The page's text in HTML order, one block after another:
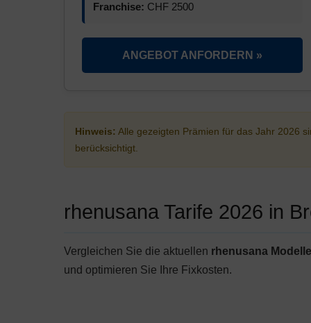
Franchise: CHF 2500
ANGEBOT ANFORDERN »
Hinweis: Alle gezeigten Prämien für das Jahr 2026
berücksichtigt.
rhenusana Tarife 2026 in
Vergleichen Sie die aktuellen rhenusana Modelle
und optimieren Sie Ihre Fixkosten.